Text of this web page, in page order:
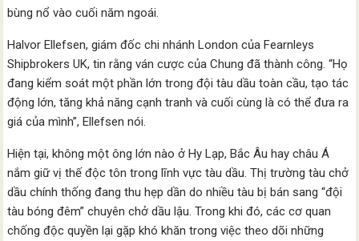
bùng nổ vào cuối năm ngoái.
Halvor Ellefsen, giám đốc chi nhánh London của Fearnleys
Shipbrokers UK, tin rằng ván cược của Chung đã thành công. “Họ
đang kiểm soát một phần lớn trong đội tàu dầu toàn cầu, tạo tác
động lớn, tăng khả năng cạnh tranh và cuối cùng là có thể đưa ra
giá của mình”, Ellefsen nói.
Hiện tại, không một ông lớn nào ở Hy Lạp, Bắc Âu hay châu Á
nắm giữ vị thế độc tôn trong lĩnh vực tàu dầu. Thị trường tàu chở
dầu chính thống đang thu hẹp dần do nhiều tàu bị bán sang “đội
tàu bóng đêm” chuyên chở dầu lậu. Trong khi đó, các cơ quan
chống độc quyền lại gặp khó khăn trong việc theo dõi những